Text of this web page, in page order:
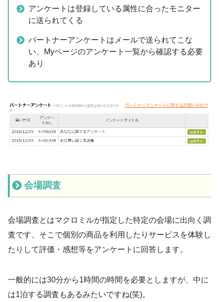
アンケートは登録している属性に合ったモニター
に送られてくる
パートナーアンケートはメールで送られてこな
い、Myページのアンケート一覧から確認する必要
あり
会場調査
会場調査とはマクロミルが指定した特定の会場に出向く調
査です、そこで個別の商品を利用したりサービスを体験し
たりして評価・感想等をアンケートに回答します。
一般的には30分から1時間の時間を必要としますが、中に
は1泊する調査もあるみたいですね(笑)。